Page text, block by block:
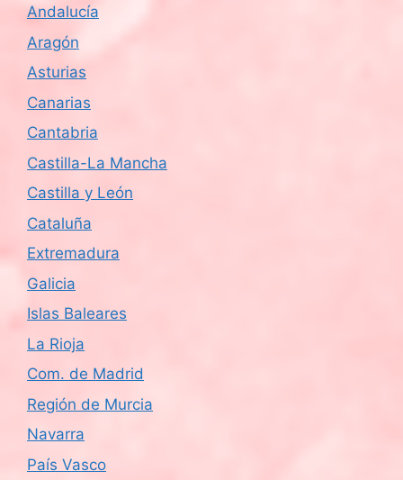
Andalucía
Aragón
Asturias
Canarias
Cantabria
Castilla-La Mancha
Castilla y León
Cataluña
Extremadura
Galicia
Islas Baleares
La Rioja
Com. de Madrid
Región de Murcia
Navarra
País Vasco